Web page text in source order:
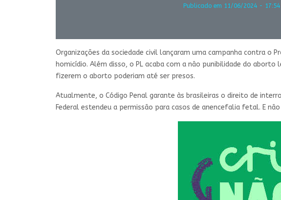
Publicado em 11/06/2024 -
Organizações da sociedade civil lançaram uma campanha contra o
homicídio. Além disso, o PL acaba com a não punibilidade do
fizerem o aborto poderiam até ser presos.
Atualmente, o Código Penal garante às brasileiras o direito de
Federal estendeu a permissão para casos de anencefalia fetal. E